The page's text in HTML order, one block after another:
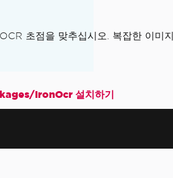
초점을 맞추십시오. 복잡한 이
IronOcr 설치하기